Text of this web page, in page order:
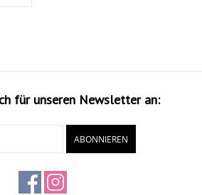
für unseren Newsletter an:
ABONNIEREN